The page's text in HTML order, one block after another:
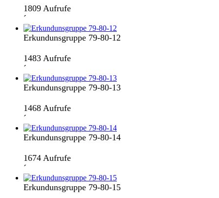
1809 Aufrufe
´
Erkundunsgruppe 79-80-12
1483 Aufrufe
´
Erkundunsgruppe 79-80-13
1468 Aufrufe
´
Erkundunsgruppe 79-80-14
1674 Aufrufe
´
Erkundunsgruppe 79-80-15